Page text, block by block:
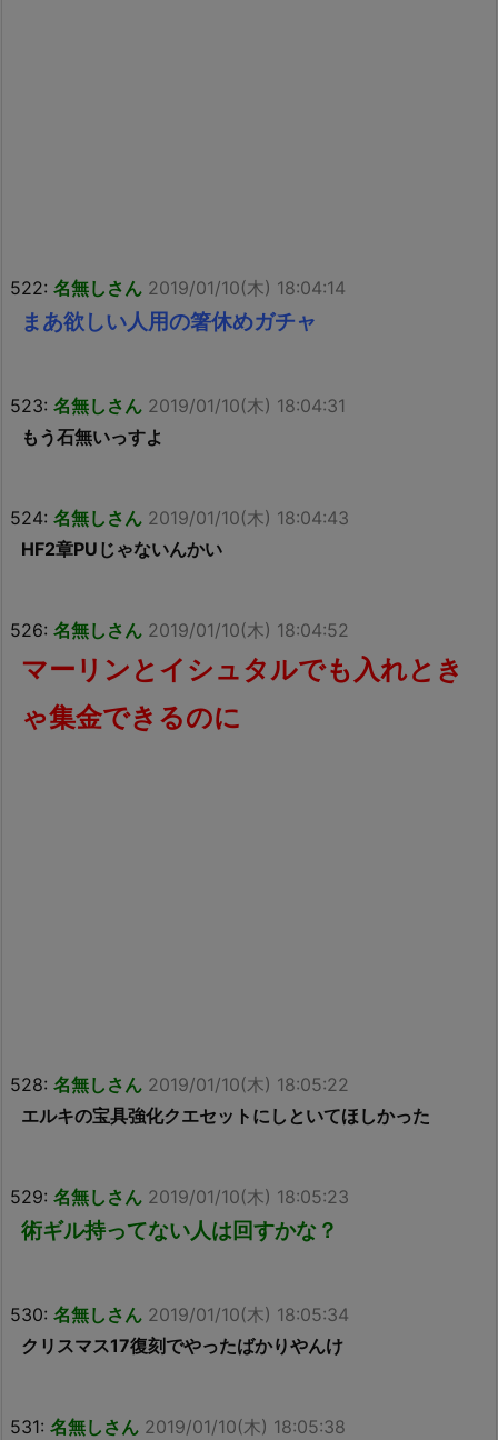
522: 名無しさん 2019/01/10(木) 18:04:14
まあ欲しい人用の箸休めガチャ
523: 名無しさん 2019/01/10(木) 18:04:31
もう石無いっすよ
524: 名無しさん 2019/01/10(木) 18:04:43
HF2章PUじゃないんかい
526: 名無しさん 2019/01/10(木) 18:04:52
マーリンとイシュタルでも入れとき
ゃ集金できるのに
528: 名無しさん 2019/01/10(木) 18:05:22
エルキの宝具強化クエセットにしといてほしかった
529: 名無しさん 2019/01/10(木) 18:05:23
術ギル持ってない人は回すかな？
530: 名無しさん 2019/01/10(木) 18:05:34
クリスマス17復刻でやったばかりやんけ
531: 名無しさん 2019/01/10(木) 18:05:38